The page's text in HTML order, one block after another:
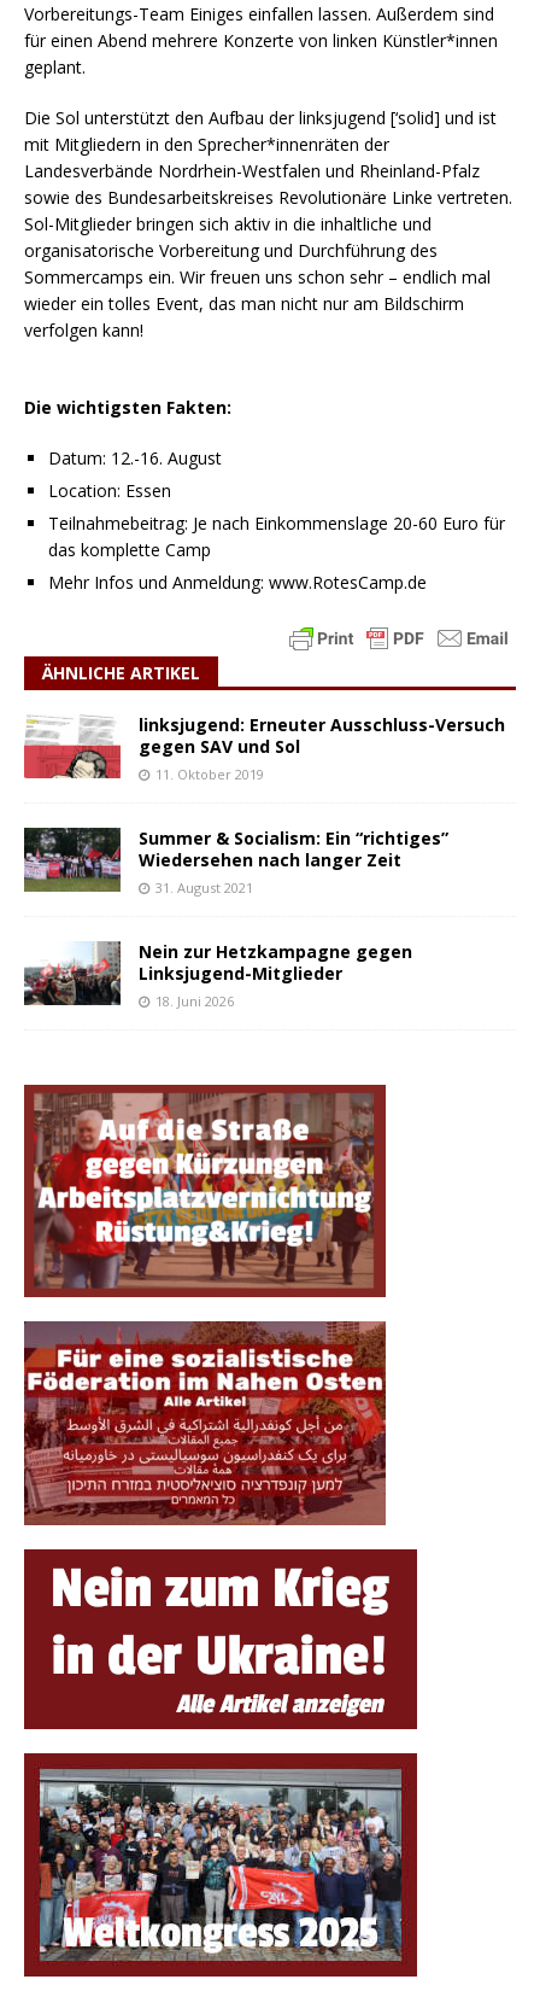
Vorbereitungs-Team Einiges einfallen lassen. Außerdem sind
für einen Abend mehrere Konzerte von linken Künstler*innen
geplant.
Die Sol unterstützt den Aufbau der linksjugend [‘solid] und ist
mit Mitgliedern in den Sprecher*innenräten der
Landesverbände Nordrhein-Westfalen und Rheinland-Pfalz
sowie des Bundesarbeitskreises Revolutionäre Linke vertreten.
Sol-Mitglieder bringen sich aktiv in die inhaltliche und
organisatorische Vorbereitung und Durchführung des
Sommercamps ein. Wir freuen uns schon sehr – endlich mal
wieder ein tolles Event, das man nicht nur am Bildschirm
verfolgen kann!
Die wichtigsten Fakten:
Datum: 12.-16. August
Location: Essen
Teilnahmebeitrag: Je nach Einkommenslage 20-60 Euro für
das komplette Camp
Mehr Infos und Anmeldung: www.RotesCamp.de
ÄHNLICHE ARTIKEL
linksjugend: Erneuter Ausschluss-Versuch
gegen SAV und Sol
11. Oktober 2019
Summer & Socialism: Ein “richtiges”
Wiedersehen nach langer Zeit
31. August 2021
Nein zur Hetzkampagne gegen
Linksjugend-Mitglieder
18. Juni 2026